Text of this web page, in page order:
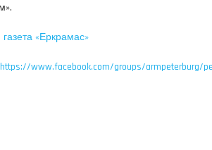
газета «Еркрамас»
https://www.facebook.com/groups/armpeterburg/